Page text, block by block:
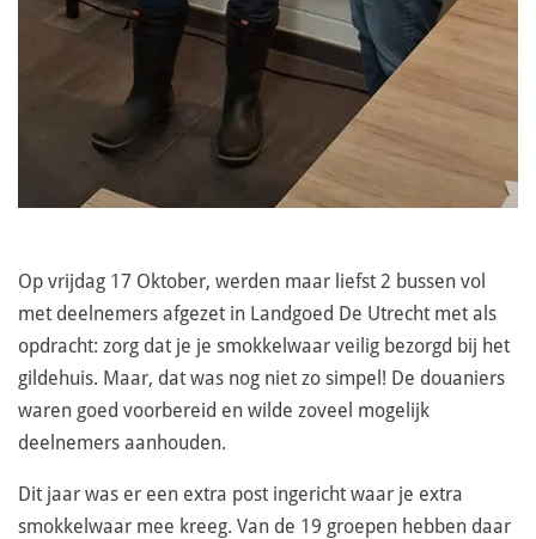
Op vrijdag 17 Oktober, werden maar liefst 2 bussen vol
met deelnemers afgezet in Landgoed De Utrecht met als
opdracht: zorg dat je je smokkelwaar veilig bezorgd bij het
gildehuis. Maar, dat was nog niet zo simpel! De douaniers
waren goed voorbereid en wilde zoveel mogelijk
deelnemers aanhouden.
Dit jaar was er een extra post ingericht waar je extra
smokkelwaar mee kreeg. Van de 19 groepen hebben daar